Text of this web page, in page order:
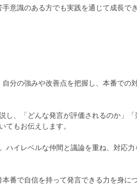
意識のある方でも実践を通じて成長で
分の強みや改善点を把握し、本番での
、「どんな発言が評価されるのか」「
てもお伝えします。
イレベルな仲間と議論を重ね、対応力
番で自信を持って発言できる力を身に